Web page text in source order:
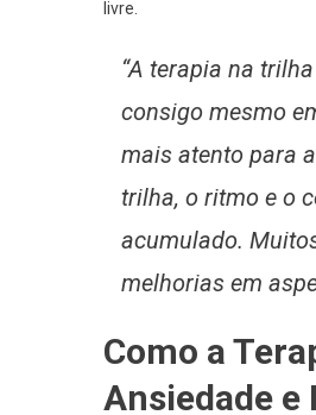
livre.
“A terapia na
consigo mesmo
mais atento para
trilha, o ritmo e o
acumulado.
melhorias em
Como a
Ansiedade e